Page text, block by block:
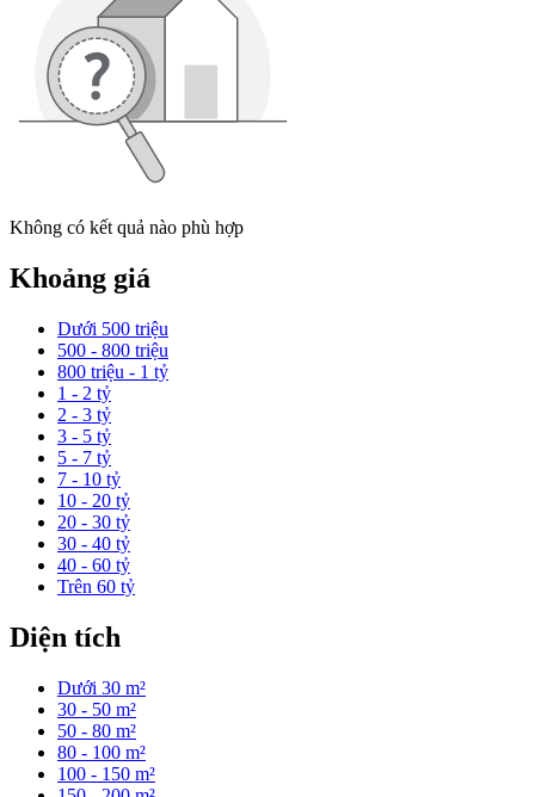
Không có kết quả nào phù hợp
Khoảng giá
Dưới 500 triệu
500 - 800 triệu
800 triệu - 1 tỷ
1 - 2 tỷ
2 - 3 tỷ
3 - 5 tỷ
5 - 7 tỷ
7 - 10 tỷ
10 - 20 tỷ
20 - 30 tỷ
30 - 40 tỷ
40 - 60 tỷ
Trên 60 tỷ
Diện tích
Dưới 30 m²
30 - 50 m²
50 - 80 m²
80 - 100 m²
100 - 150 m²